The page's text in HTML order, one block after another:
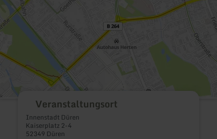
Veranstaltungsort
Innenstadt Düren
Kaiserplatz 2-4
52349 Düren